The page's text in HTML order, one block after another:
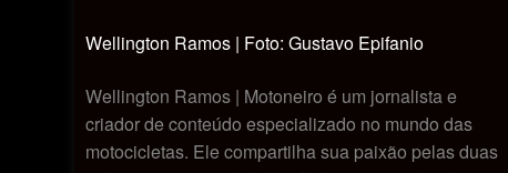
Wellington Ramos | Foto: Gustavo Epifanio
Wellington Ramos | Motoneiro é um jornalista e
criador de conteúdo especializado no mundo das
motocicletas. Ele compartilha sua paixão pelas duas